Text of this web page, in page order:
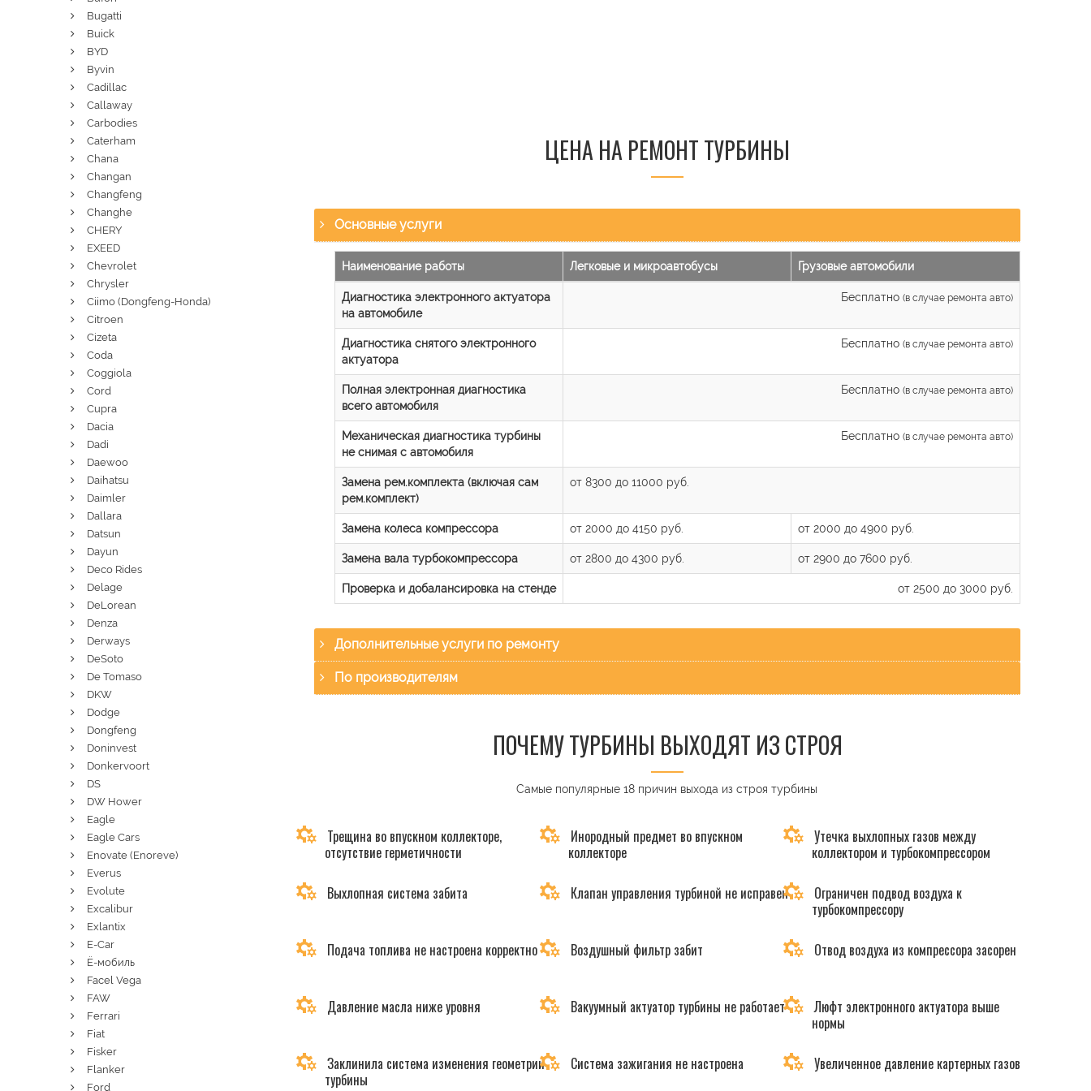
ЦЕНА НА РЕМОНТ ТУРБИНЫ
Основные услуги
Наименование работы Легковые и микроавтобусы Грузовые автомобили
Диагностика электронного актуатора
на автомобиле
Бесплатно (в случае ремонта авто)
Диагностика снятого электронного
актуатора
Бесплатно (в случае ремонта авто)
Полная электронная диагностика
всего автомобиля
Бесплатно (в случае ремонта авто)
Механическая диагностика турбины
не снимая с автомобиля
Бесплатно (в случае ремонта авто)
Замена рем.комплекта (включая сам
рем.комплект)
от 8300 до 11000 руб.
Замена колеса компрессора от 2000 до 4150 руб. от 2000 до 4900 руб.
Замена вала турбокомпрессора от 2800 до 4300 руб. от 2900 до 7600 руб.
Проверка и добалансировка на стенде от 2500 до 3000 руб.
Дополнительные услуги по ремонту
По производителям
ПОЧЕМУ ТУРБИНЫ ВЫХОДЯТ ИЗ СТРОЯ
Самые популярные 18 причин выхода из строя турбины
Трещина во впускном коллекторе,
отсутствие герметичности
Инородный предмет во впускном
коллекторе
Утечка выхлопных газов между
коллектором и турбокомпрессором
Выхлопная система забита Клапан управления турбиной не исправен
Ограничен подвод воздуха к
турбокомпрессору
Подача топлива не настроена корректно Воздушный фильтр забит Отвод воздуха из компрессора засорен
Давление масла ниже уровня Вакуумный актуатор турбины не работает
Люфт электронного актуатора выше
нормы
Заклинила система изменения геометрии
турбины
Система зажигания не настроена Увеличенное давление картерных газов
Bugatti
Buick
BYD
Byvin
Cadillac
Callaway
Carbodies
Caterham
Chana
Changan
Changfeng
Changhe
CHERY
EXEED
Chevrolet
Chrysler
Ciimo (Dongfeng-Honda)
Citroen
Cizeta
Coda
Coggiola
Cord
Cupra
Dacia
Dadi
Daewoo
Daihatsu
Daimler
Dallara
Datsun
Dayun
Deco Rides
Delage
DeLorean
Denza
Derways
DeSoto
De Tomaso
DKW
Dodge
Dongfeng
Doninvest
Donkervoort
DS
DW Hower
Eagle
Eagle Cars
Enovate (Enoreve)
Everus
Evolute
Excalibur
Exlantix
E-Car
Ё-мобиль
Facel Vega
FAW
Ferrari
Fiat
Fisker
Flanker
Ford